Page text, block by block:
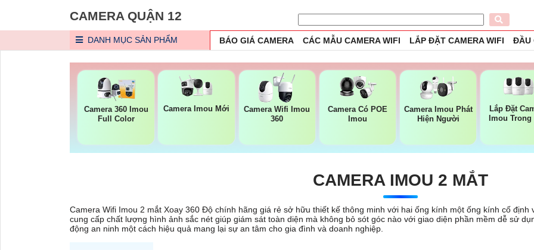
CAMERA QUẬN 12
DANH MỤC SẢN PHẨM BÁO GIÁ CAMERA CÁC MẪU CAMERA WIFI LẮP ĐẶT CAMERA WIFI ĐẦU
Camera 360 Imou
Full Color
Camera Imou Mới
Camera Wifi Imou
360
Camera Có POE
Imou
Camera Imou Phát
Hiện Người
Lắp Đặt
Imou Trong
CAMERA IMOU 2 MẮT
Camera Wifi Imou 2 mắt Xoay 360 Độ chính hãng giá rẻ sở hữu thiết kế thông minh với hai ống kính một ống kính cố
cung cấp chất lượng hình ảnh sắc nét giúp giám sát toàn diện mà không bỏ sót góc nào với giao diện phần mềm dễ sử
động an ninh một cách hiệu quả mang lại sự an tâm cho gia đình và doanh nghiệp.